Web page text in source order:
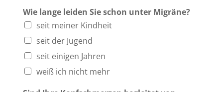
Wie lange leiden Sie schon unter Migräne?
seit meiner Kindheit
seit der Jugend
seit einigen Jahren
weiß ich nicht mehr